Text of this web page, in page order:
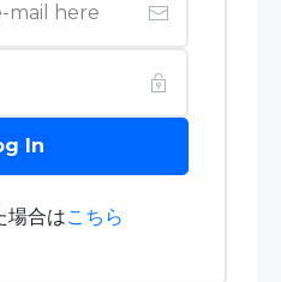
In
場合はこちら